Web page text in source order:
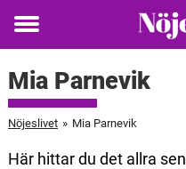
Toggle
Mia Parnevik
Nöjeslivet » Mia Parnevik
Här hittar du det allra